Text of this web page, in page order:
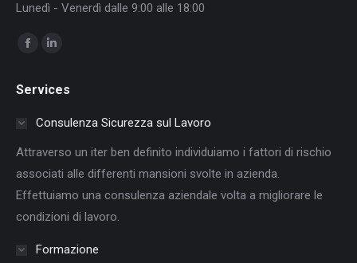
Lunedì - Venerdì dalle 9:00 alle 18:00
Ci puoi trovare su:
Facebook
opens
window
opens
window
Services
Consulenza Sicurezza sul Lavoro
Attraverso un iter ben definito individuiamo i fattori di rischio
associati alle differenti mansioni svolte in azienda.
Effettuiamo una consulenza aziendale volta a migliorare le
condizioni di lavoro.
Formazione